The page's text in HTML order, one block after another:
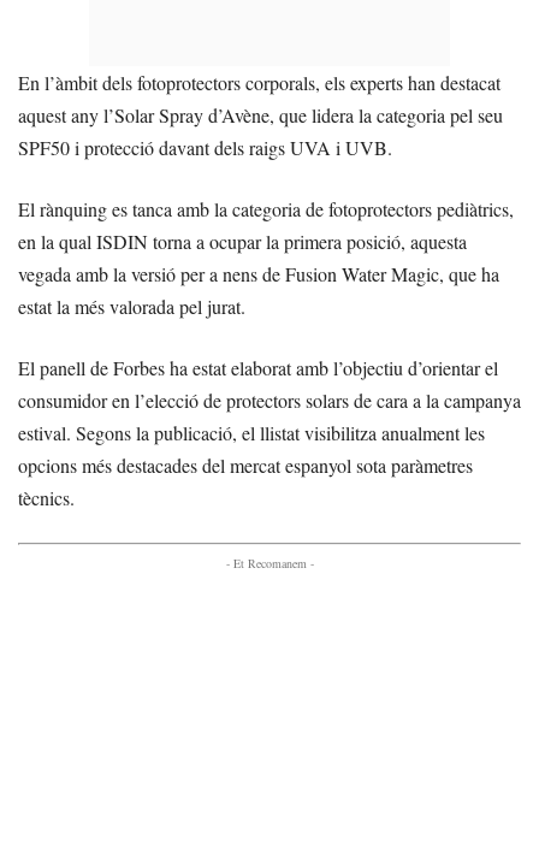
En l’àmbit dels fotoprotectors corporals, els experts han destacat
aquest any l’Solar Spray d’Avène, que lidera la categoria pel seu
SPF50 i protecció davant dels raigs UVA i UVB.
El rànquing es tanca amb la categoria de fotoprotectors pediàtrics,
en la qual ISDIN torna a ocupar la primera posició, aquesta
vegada amb la versió per a nens de Fusion Water Magic, que ha
estat la més valorada pel jurat.
El panell de Forbes ha estat elaborat amb l’objectiu d’orientar el
consumidor en l’elecció de protectors solars de cara a la campanya
estival. Segons la publicació, el llistat visibilitza anualment les
opcions més destacades del mercat espanyol sota paràmetres
tècnics.
- Et Recomanem -